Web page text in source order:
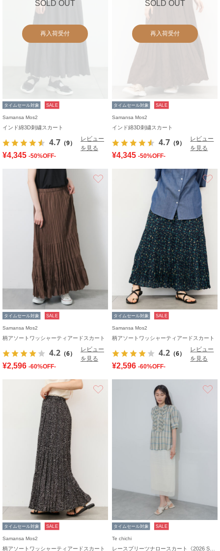
SOLD OUT
再入荷受付
タイムセール対象 SALE
Samansa Mos2
インド綿3D刺繍スカート
4.7 （9）
レビュー
を見る
¥4,345 -50%OFF-
SOLD OUT
再入荷受付
タイムセール対象 SALE
Samansa Mos2
インド綿3D刺繍スカート
4.7 （9）
レビュー
を見る
¥4,345 -50%OFF-
タイムセール対象 SALE
Samansa Mos2
柄アソートワッシャーティアードスカート
4.2 （6）
レビュー
を見る
¥2,596 -60%OFF-
タイムセール対象 SALE
Samansa Mos2
柄アソートワッシャーティアードスカート
4.2 （6）
レビュー
を見る
¥2,596 -60%OFF-
タイムセール対象 SALE
Samansa Mos2
柄アソートワッシャーティアードスカート
タイムセール対象 SALE
Te chichi